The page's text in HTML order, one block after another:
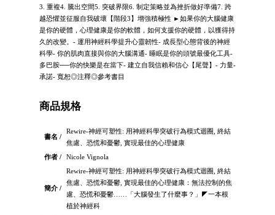
3. 重複4. 騰出空間5. 突破界限6. 制定策略並為挫折做好準備7. 跨
越恐懼並征服自我破壞【階段3】增強積極性 ►如果你的大腦健康
是你的硬體，心理健康是你的軟體，如何支援你的硬體，以獲得持
久的改變。- 運用神經科學提升心靈韌性- 成長型心態背後的神經
科學- 你的肌肉直接與你的大腦溝通- 睡眠是你的頭號最優化工具-
多巴胺──你的快樂是在當下- 建立自我信賴和信心【尾聲】- 力量-
承諾- 寬恕◎注釋◎參考書目
商品規格
書名 /
Rewire-神經可塑性: 用神經科學突破行為模式迴圈, 終結
焦慮、恐慌和憂鬱, 實現最佳的心理健康
作者 /
Nicole Vignola
簡介 /
Rewire-神經可塑性: 用神經科學突破行為模式迴圈, 終結
焦慮、恐慌和憂鬱, 實現最佳的心理健康：無法控制的焦
慮、恐慌和憂鬱……「大腦發生了什麼事？」◤一本根
植於神經科